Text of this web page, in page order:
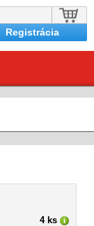
Registrácia
4 ks